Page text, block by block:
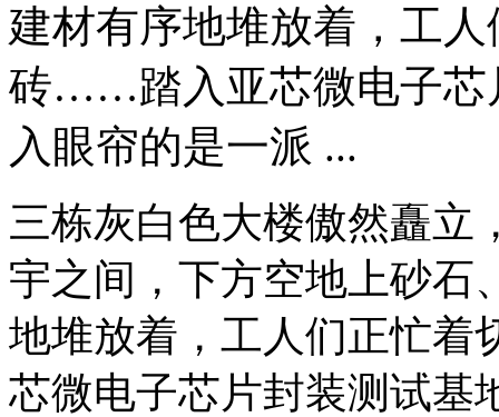
建材有序地堆放着，工
砖……踏入亚芯微电子芯
入眼帘的是一派 ...
三栋灰白色大楼傲然矗立
宇之间，下方空地上砂石
地堆放着，工人们正忙
芯微电子芯片封装测试基